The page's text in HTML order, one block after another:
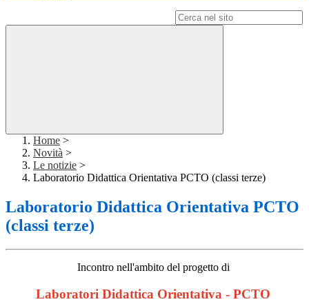
Home >
Novità >
Le notizie >
Laboratorio Didattica Orientativa PCTO (classi terze)
Laboratorio Didattica Orientativa PCTO
(classi terze)
Incontro nell'ambito del progetto di
Laboratori Didattica Orientativa - PCTO